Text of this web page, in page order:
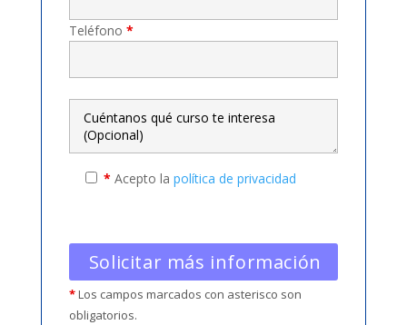
Teléfono *
* Acepto la política de privacidad
*Los campos marcados con asterisco son
obligatorios.